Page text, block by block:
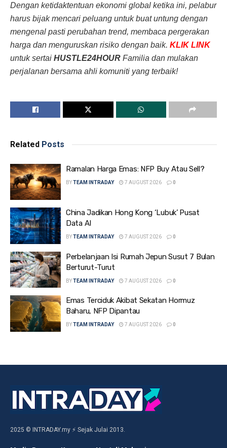
Dengan ketidaktentuan ekonomi global ketika ini, pelabur
harus bijak mencari peluang untuk buat untung dengan
mengenal pasti perubahan trend, membaca pergerakan
harga dan menguruskan risiko dengan baik. KLIK LINK
untuk sertai HUSTLE24HOUR Familia dan mulakan
perjalanan bersama ahli komuniti yang terbaik!
Related Posts
Ramalan Harga Emas: NFP Buy Atau Sell?
BYTEAM INTRADAY 7 AUGUST 2026 0
China Jadikan Hong Kong ‘Lubuk’ Pusat
Data AI
BYTEAM INTRADAY 7 AUGUST 2026 0
Perbelanjaan Isi Rumah Jepun Susut 7 Bulan
Berturut-Turut
BYTEAM INTRADAY 7 AUGUST 2026 0
Emas Terciduk Akibat Sekatan Hormuz
Baharu, NFP Dipantau
BYTEAM INTRADAY 7 AUGUST 2026 0
2025 © INTRADAY.my ⚡ Sejak Julai 2013.